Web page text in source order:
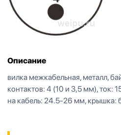
Описание
вилка межкабельная, металл,
контактов: 4 (10 и 3,5 мм), ток:
на кабель: 24.5-26 мм, крышка: